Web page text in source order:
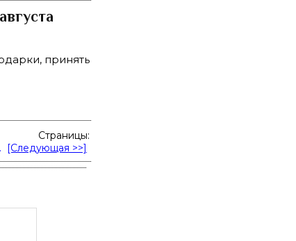
принять
Страницы:
[Следующая >>]